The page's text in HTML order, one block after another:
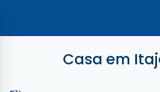
Casa em